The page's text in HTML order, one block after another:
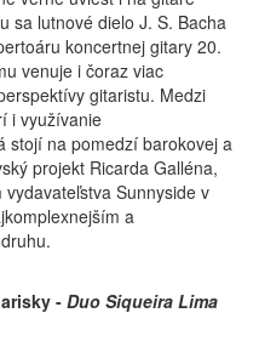
sa lutnové dielo J. S. Bacha
koncertnej gitary 20.
venuje i čoraz viac
gitaristu. Medzi
i využívanie
stojí na pomedzí barokovej a
projekt Ricarda Galléna,
Sunnyside v
a
- Duo Siqueira Lima